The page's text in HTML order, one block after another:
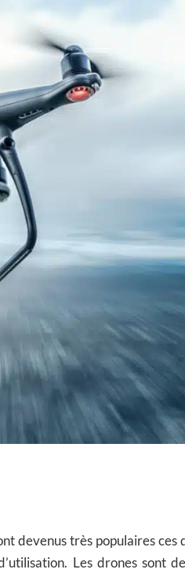
devenus très populaires
Les drones sont